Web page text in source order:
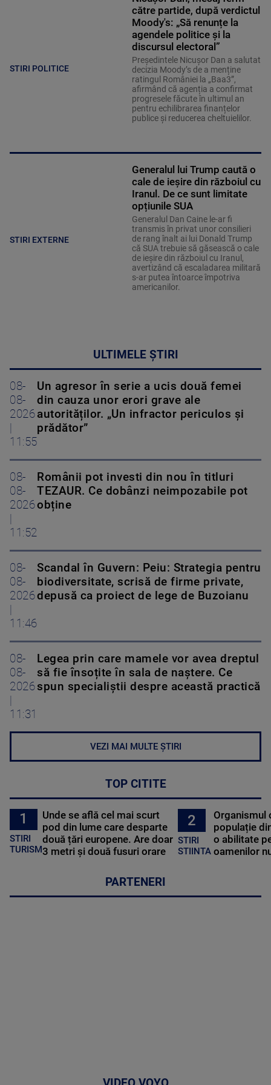
STIRI POLITICE
către partide, după verdictul
Moody's: „Să renunțe la
agendele politice şi la
discursul electoral”
Președintele Nicușor Dan a salutat
decizia Moody’s de a menține
ratingul României la „Baa3”,
afirmând că agenția a confirmat
progresele făcute în ultimul an
pentru echilibrarea finanțelor
publice și reducerea cheltuielilor.
STIRI EXTERNE
Generalul lui Trump caută o
cale de ieșire din războiul cu
Iranul. De ce sunt limitate
opțiunile SUA
Generalul Dan Caine le-ar fi
transmis în privat unor consilieri
de rang înalt ai lui Donald Trump
că SUA trebuie să găsească o cale
de ieșire din războiul cu Iranul,
avertizând că escaladarea militară
s-ar putea întoarce împotriva
americanilor.
ULTIMELE ȘTIRI
08-
08-
2026
11:55
Un agresor în serie a ucis două femei
din cauza unor erori grave ale
autorităților. „Un infractor periculos și
prădător”
08-
08-
2026
11:52
Românii pot investi din nou în titluri
TEZAUR. Ce dobânzi neimpozabile pot
obține
08-
08-
2026
11:46
Scandal în Guvern: Peiu: Strategia pentru
biodiversitate, scrisă de firme private,
depusă ca proiect de lege de Buzoianu
08-
08-
2026
11:31
Legea prin care mamele vor avea dreptul
să fie însoțite în sala de naștere. Ce
spun specialiștii despre această practică
VEZI MAI MULTE ȘTIRI
TOP CITITE
1
STIRI
TURISM
Unde se află cel mai scurt
pod din lume care desparte
două țări europene. Are doar
3 metri și două fusuri orare
2
STIRI
STIINTA
Organismul
populație
o abilitate
oamenilor
PARTENERI